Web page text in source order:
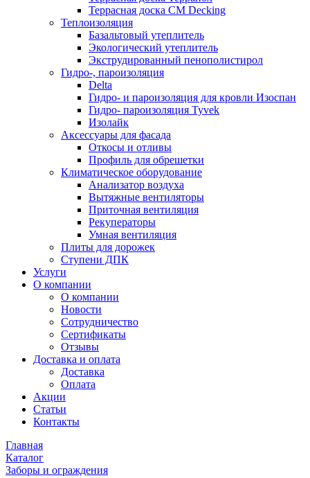
Террасная доска CM Decking
Теплоизоляция
Базальтовый утеплитель
Экологический утеплитель
Экструдированный пенополистирол
Гидро-, пароизоляция
Delta
Гидро- и пароизоляция для кровли Изоспан
Гидро- пароизоляция Tyvek
Изолайк
Аксессуары для фасада
Откосы и отливы
Профиль для обрешетки
Климатическое оборудование
Анализатор воздуха
Вытяжные вентиляторы
Приточная вентиляция
Рекуператоры
Умная вентиляция
Плиты для дорожек
Ступени ДПК
Услуги
О компании
О компании
Новости
Сотрудничество
Сертификаты
Отзывы
Доставка и оплата
Доставка
Оплата
Акции
Статьи
Контакты
Главная
Каталог
Заборы и ограждения